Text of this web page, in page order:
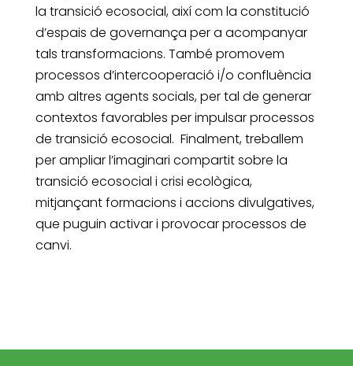
la transició ecosocial, així com la constitució
d’espais de governança per a acompanyar
tals transformacions. També promovem
processos d’intercooperació i/o confluència
amb altres agents socials, per tal de generar
contextos favorables per impulsar processos
de transició ecosocial. Finalment, treballem
per ampliar l’imaginari compartit sobre la
transició ecosocial i crisi ecològica,
mitjançant formacions i accions divulgatives,
que puguin activar i provocar processos de
canvi.